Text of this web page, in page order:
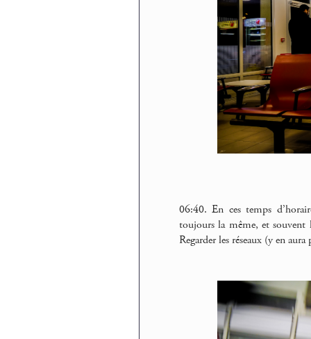
06:40. En ces temps
toujours la même, et souvent
Regarder les réseaux (y en